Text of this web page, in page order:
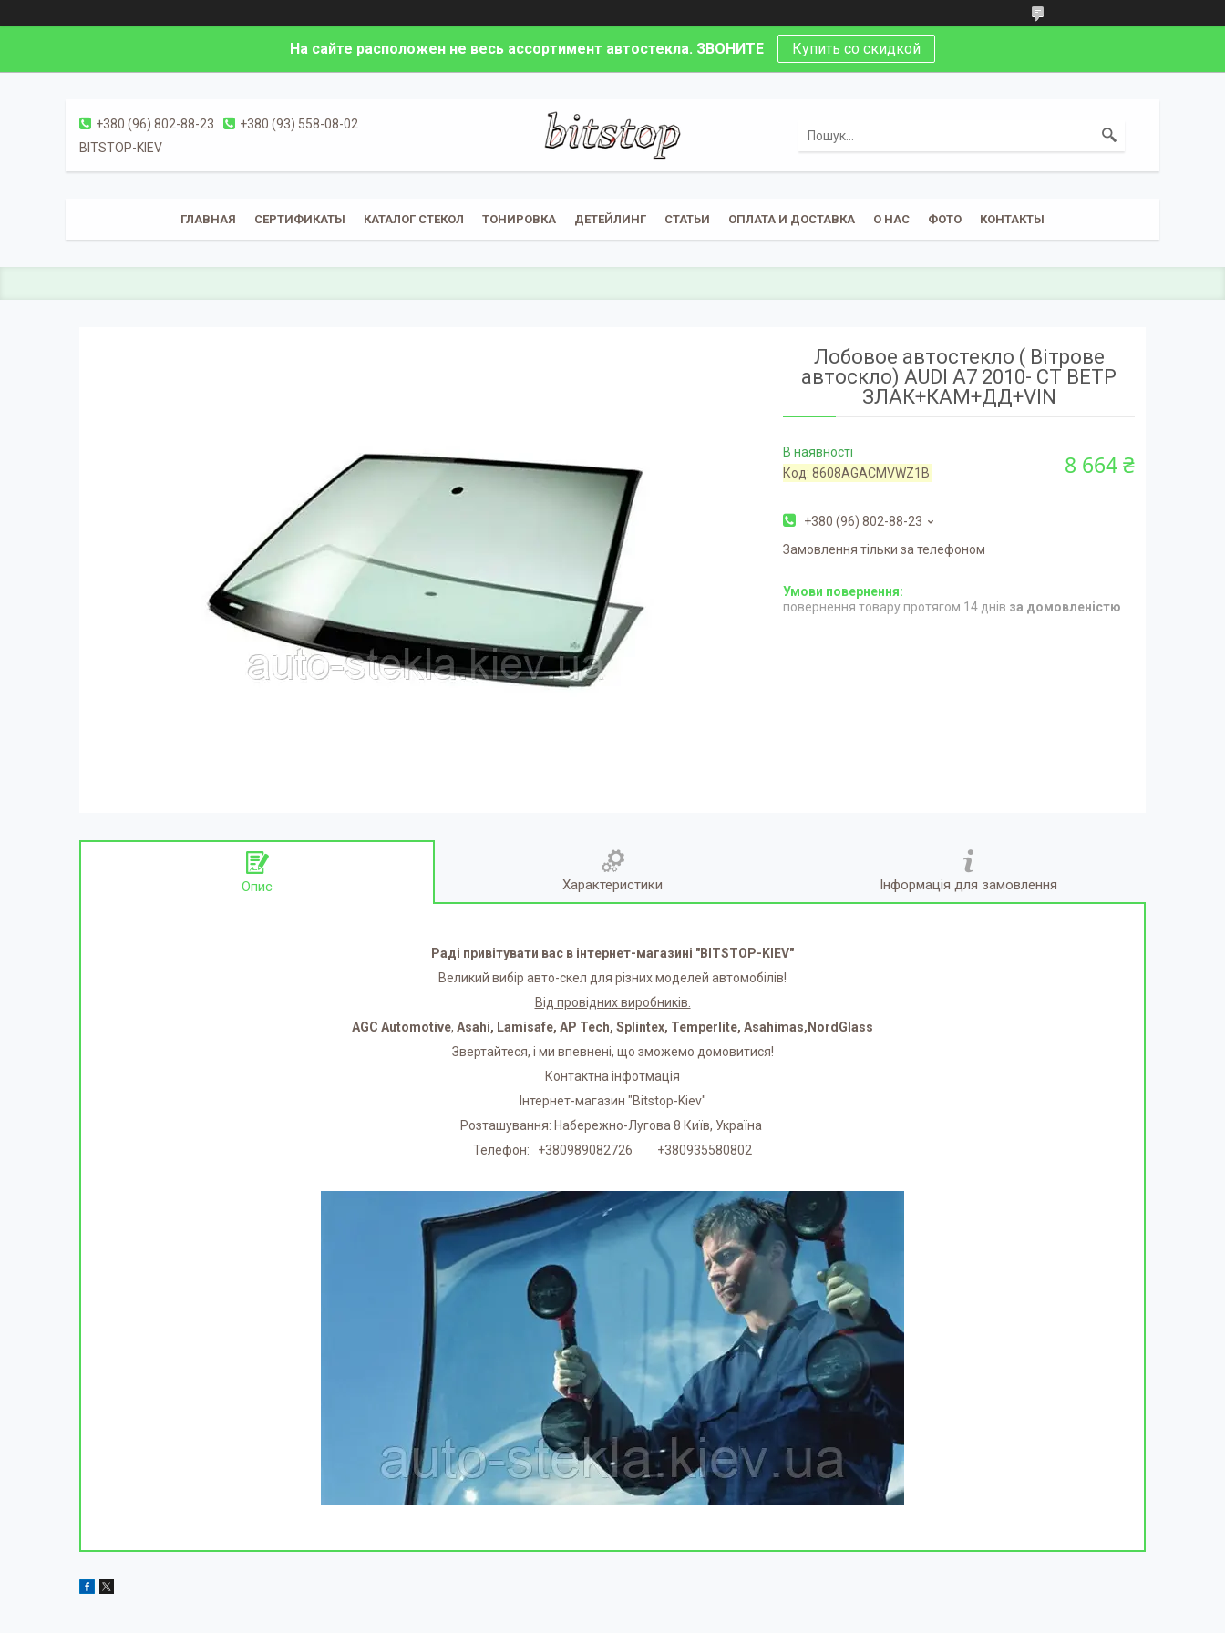
На сайте расположен не весь ассортимент автостекла. ЗВОНИТЕ Купить со скидкой
+380 (96) 802-88-23
+380 (93) 558-08-02
BITSTOP-KIEV
ГЛАВНАЯ СЕРТИФИКАТЫ КАТАЛОГ СТЕКОЛ ТОНИРОВКА ДЕТЕЙЛИНГ СТАТЬИ ОПЛАТА И ДОСТАВКА О НАС ФОТО КОНТАКТЫ
Лобовое автостекло ( Вітрове
автоскло) AUDI A7 2010- СТ ВЕТР
ЗЛАК+КАМ+ДД+VIN
В наявності
Код:8608AGACMVWZ1B 8 664 ₴
+380 (96) 802-88-23
Замовлення тільки за телефоном
повернення товару протягом 14 днів за домовленістю
Опис Характеристики Інформація для замовлення
Раді привітувати вас в інтернет-магазині "BITSTOP-KIEV"
Великий вибір авто-скел для різних моделей автомобілів!
Від провідних виробників.
AGC Automotive, Asahi, Lamisafe, AP Tech, Splintex, Temperlite, Asahimas,NordGlass
Звертайтеся, і ми впевнені, що зможемо домовитися!
Контактна інфотмація
Інтернет-магазин "Bitstop-Kiev"
Розташування: Набережно-Лугова 8 Київ, Україна
Телефон: +380989082726 +380935580802